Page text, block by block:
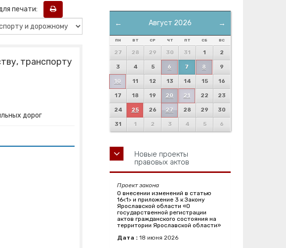
печати:
транспорту
дорог
← →
Август 2026
ПН ВТ СР ЧТ ПТ СБ ВС
27 28 29 30 31 1 2
3 4 5 6 7 8 9
10 11 12 13 14 15 16
17 18 19 20 21 22 23
24 25 26 27 28 29 30
31 1 2 3 4 5 6
Новые проекты
правовых актов
Проект закона
О внесении изменений в статью
16<1> и приложение 3 к Закону
Ярославской области «О
государственной регистрации
актов гражданского состояния на
территории Ярославской области»
Дата : 18 июня 2026